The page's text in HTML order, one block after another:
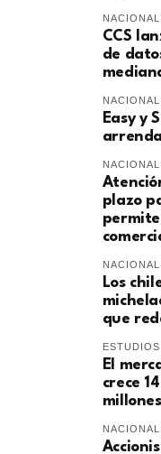
CCS
de
Easy y
plazo
Los
que
ESTUDIOS
El
crece
millones